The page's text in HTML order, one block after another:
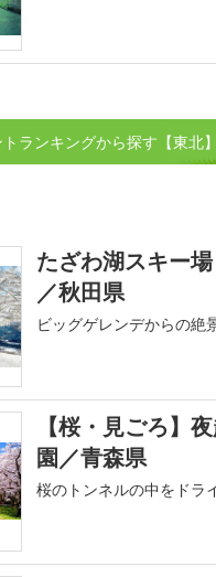
ランキングから探す【東北】
たざわ湖スキー
／秋田県
ビッグゲレンデからの絶
【桜・見ごろ】
園／青森県
桜のトンネルの中をドラ